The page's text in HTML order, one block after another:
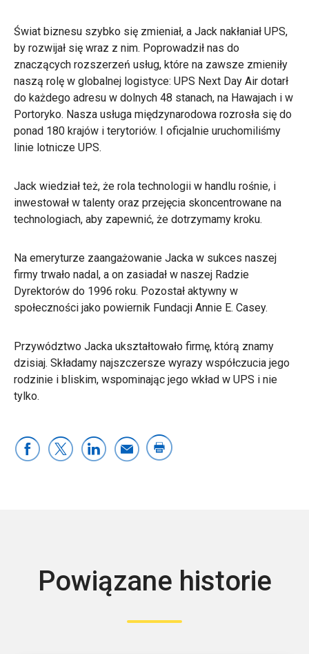
Świat biznesu szybko się zmieniał, a Jack nakłaniał UPS,
by rozwijał się wraz z nim. Poprowadził nas do
znaczących rozszerzeń usług, które na zawsze zmieniły
naszą rolę w globalnej logistyce: UPS Next Day Air dotarł
do każdego adresu w dolnych 48 stanach, na Hawajach i w
Portoryko. Nasza usługa międzynarodowa rozrosła się do
ponad 180 krajów i terytoriów. I oficjalnie uruchomiliśmy
linie lotnicze UPS.
Jack wiedział też, że rola technologii w handlu rośnie, i
inwestował w talenty oraz przejęcia skoncentrowane na
technologiach, aby zapewnić, że dotrzymamy kroku.
Na emeryturze zaangażowanie Jacka w sukces naszej
firmy trwało nadal, a on zasiadał w naszej Radzie
Dyrektorów do 1996 roku. Pozostał aktywny w
społeczności jako powiernik Fundacji Annie E. Casey.
Przywództwo Jacka ukształtowało firmę, którą znamy
dzisiaj. Składamy najszczersze wyrazy współczucia jego
rodzinie i bliskim, wspominając jego wkład w UPS i nie
tylko.
Powiązane historie